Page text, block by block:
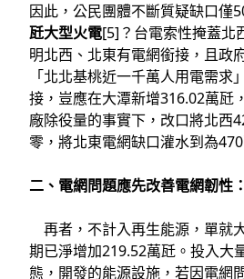
因此，公民團體不斷質疑缺口僅
瓩大型火電[5]？台電索性掩蓋北
明北西、北東有電網銜接，且政
「北北基桃近一千萬人用電需求
接，豈應在大潭新增316.02萬瓩
廠除役量的事實下，改口將北西
零，將北東電網缺口灌水到為
二、電網問題應先改善電網韌性：
再者，不計入再生能源，單就
期已淨增加219.52萬瓩。投入大
態，開發的能源設施，若因電網